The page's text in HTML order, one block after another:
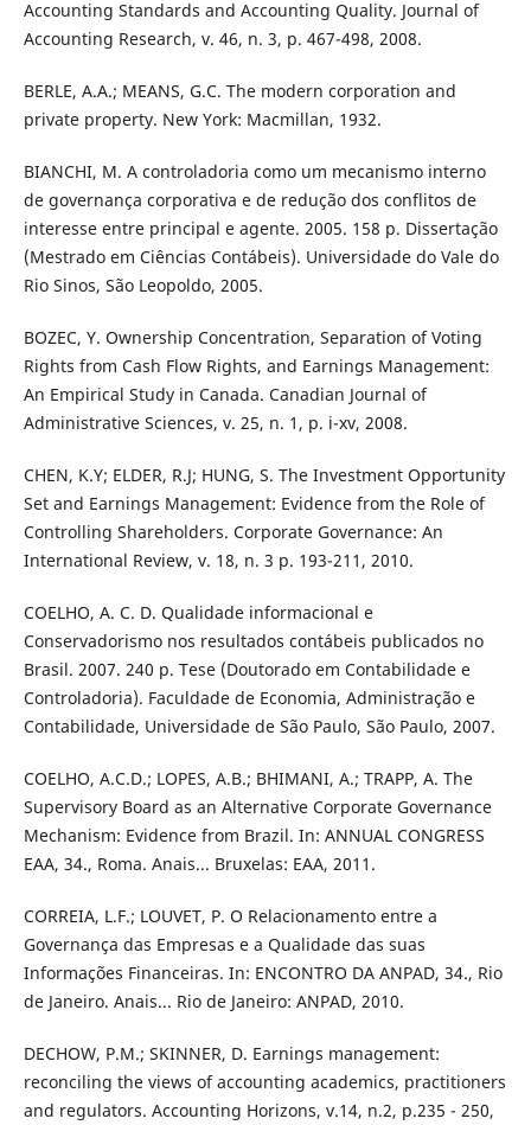
Accounting Standards and Accounting Quality. Journal of
Accounting Research, v. 46, n. 3, p. 467-498, 2008.
BERLE, A.A.; MEANS, G.C. The modern corporation and
private property. New York: Macmillan, 1932.
BIANCHI, M. A controladoria como um mecanismo interno
de governança corporativa e de redução dos conflitos de
interesse entre principal e agente. 2005. 158 p. Dissertação
(Mestrado em Ciências Contábeis). Universidade do Vale do
Rio Sinos, São Leopoldo, 2005.
BOZEC, Y. Ownership Concentration, Separation of Voting
Rights from Cash Flow Rights, and Earnings Management:
An Empirical Study in Canada. Canadian Journal of
Administrative Sciences, v. 25, n. 1, p. i-xv, 2008.
CHEN, K.Y; ELDER, R.J; HUNG, S. The Investment Opportunity
Set and Earnings Management: Evidence from the Role of
Controlling Shareholders. Corporate Governance: An
International Review, v. 18, n. 3 p. 193-211, 2010.
COELHO, A. C. D. Qualidade informacional e
Conservadorismo nos resultados contábeis publicados no
Brasil. 2007. 240 p. Tese (Doutorado em Contabilidade e
Controladoria). Faculdade de Economia, Administração e
Contabilidade, Universidade de São Paulo, São Paulo, 2007.
COELHO, A.C.D.; LOPES, A.B.; BHIMANI, A.; TRAPP, A. The
Supervisory Board as an Alternative Corporate Governance
Mechanism: Evidence from Brazil. In: ANNUAL CONGRESS
EAA, 34., Roma. Anais... Bruxelas: EAA, 2011.
CORREIA, L.F.; LOUVET, P. O Relacionamento entre a
Governança das Empresas e a Qualidade das suas
Informações Financeiras. In: ENCONTRO DA ANPAD, 34., Rio
de Janeiro. Anais... Rio de Janeiro: ANPAD, 2010.
DECHOW, P.M.; SKINNER, D. Earnings management:
reconciling the views of accounting academics, practitioners
and regulators. Accounting Horizons, v.14, n.2, p.235 - 250,